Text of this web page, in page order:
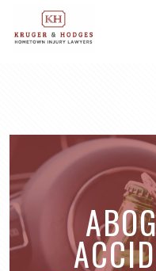
ESTAMOS